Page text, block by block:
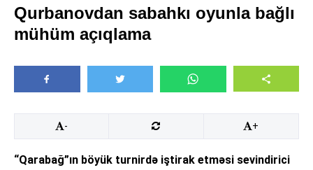
Qurbanovdan sabahkı oyunla bağlı
mühüm açıqlama
- +
“Qarabağ”ın böyük turnirdə iştirak etməsi sevindirici